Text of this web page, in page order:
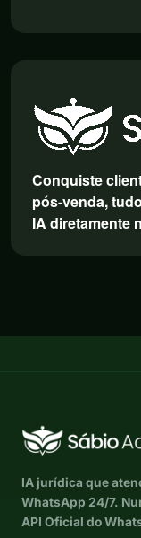
Conquiste
pós-venda,
IA diretamente
IA jurídica que
WhatsApp 24/7.
API Oficial do